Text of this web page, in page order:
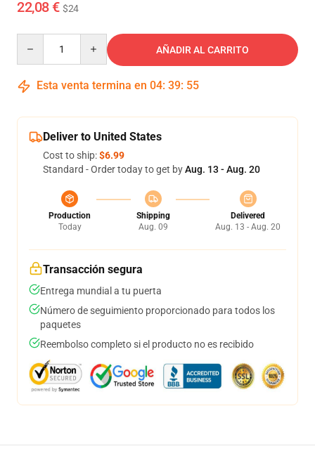
22,08 € $24
AÑADIR AL CARRITO
Esta venta termina en 04: 39: 54
Deliver to United States
Cost to ship:$6.99
Standard - Order today to get byAug. 13 - Aug. 20
Production
Today
Shipping
Aug. 09
Delivered
Aug. 13 - Aug. 20
Transacción segura
Entrega mundial a tu puerta
Número de seguimiento proporcionado para todos los
paquetes
Reembolso completo si el producto no es recibido